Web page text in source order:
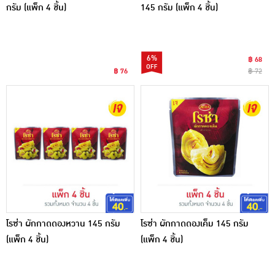
กรัม (แพ็ก 4 ชิ้น)
฿ 76
145 กรัม (แพ็ก 4 ชิ้น)
6%
฿ 68
฿ 72
โรซ่า ผักกาดดองหวาน 145 กรัม
(แพ็ก 4 ชิ้น)
โรซ่า ผักกาดดองเค็ม 145 กรัม
(แพ็ก 4 ชิ้น)